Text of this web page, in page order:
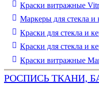
Краски витражные
Маркеры для стекла и
Краски для стекла и
Краски для стекла и
Краски витражные
РОСПИСЬ ТКАНИ,